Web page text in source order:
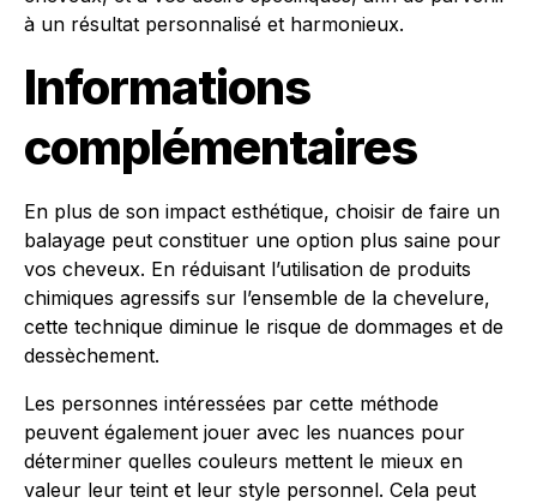
à un résultat personnalisé et harmonieux.
Informations
complémentaires
En plus de son impact esthétique, choisir de faire un
balayage peut constituer une option plus saine pour
vos cheveux. En réduisant l’utilisation de produits
chimiques agressifs sur l’ensemble de la chevelure,
cette technique diminue le risque de dommages et de
dessèchement.
Les personnes intéressées par cette méthode
peuvent également jouer avec les nuances pour
déterminer quelles couleurs mettent le mieux en
valeur leur teint et leur style personnel. Cela peut